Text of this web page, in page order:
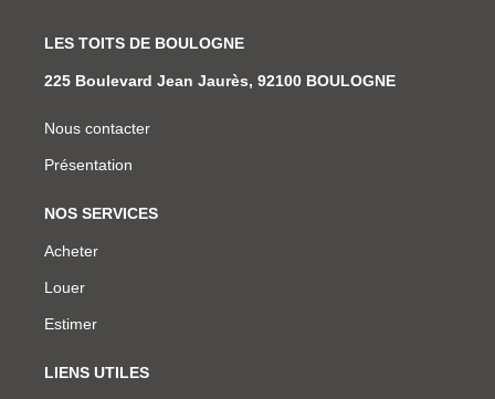
LES TOITS DE BOULOGNE
225 Boulevard Jean Jaurès, 92100 BOULOGNE
Nous contacter
Présentation
NOS SERVICES
Acheter
Louer
Estimer
LIENS UTILES